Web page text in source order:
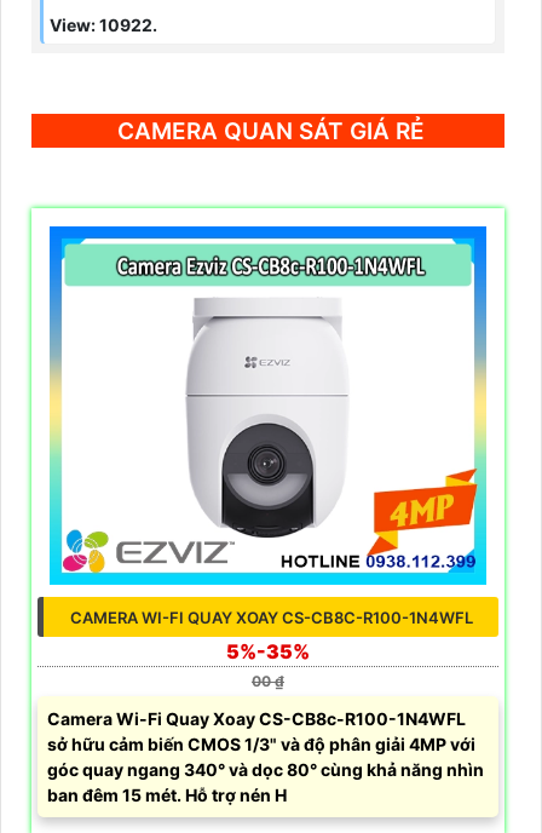
View: 10922.
CAMERA QUAN SÁT GIÁ RẺ
CAMERA WI-FI QUAY XOAY CS-CB8C-R100-1N4WFL
5%-35%
00 ₫
Camera Wi-Fi Quay Xoay CS-CB8c-R100-1N4WFL
sở hữu cảm biến CMOS 1/3" và độ phân giải 4MP với
góc quay ngang 340° và dọc 80° cùng khả năng nhìn
ban đêm 15 mét. Hỗ trợ nén H